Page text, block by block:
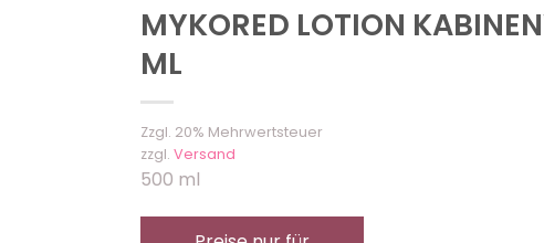
MYKORED LOTION
ML
Zzgl. 20% Mehrwertsteuer
zzgl. Versand
500 ml